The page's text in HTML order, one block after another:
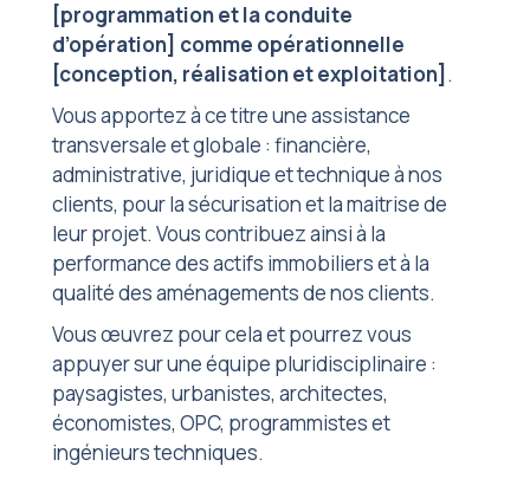
[programmation et la conduite
d’opération] comme opérationnelle
[conception, réalisation et exploitation] .
Vous apportez à ce titre une assistance
transversale et globale : financière,
administrative, juridique et technique à nos
clients, pour la sécurisation et la maitrise de
leur projet. Vous contribuez ainsi à la
performance des actifs immobiliers et à la
qualité des aménagements de nos clients.
Vous œuvrez pour cela et pourrez vous
appuyer sur une équipe pluridisciplinaire :
paysagistes, urbanistes, architectes,
économistes, OPC, programmistes et
ingénieurs techniques.